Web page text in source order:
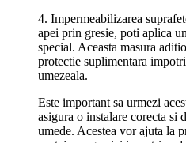
4. Impermeabilizarea
apei prin gresie, poti aplica
special. Aceasta masura
protectie suplimentara
umezeala.
Este important sa urmezi
asigura o instalare corecta si
umede. Acestea vor ajuta la